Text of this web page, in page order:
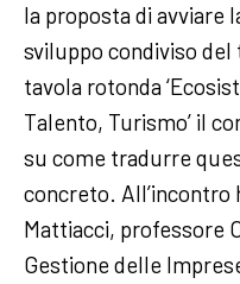
la proposta di avviare
sviluppo condiviso
tavola rotonda
Talento, Turismo’ il
su come tradurre
concreto.
Mattiacci, professore
Gestione delle